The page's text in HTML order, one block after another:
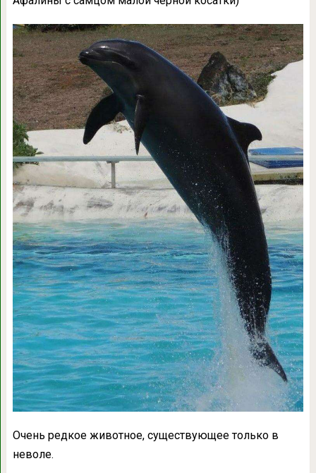
Очень редкое животное, существующее только в
неволе.